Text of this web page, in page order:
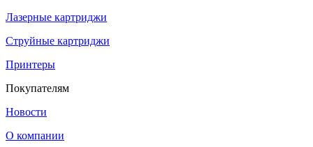
Лазерные картриджи
Струйные картриджи
Принтеры
Покупателям
Новости
О компании